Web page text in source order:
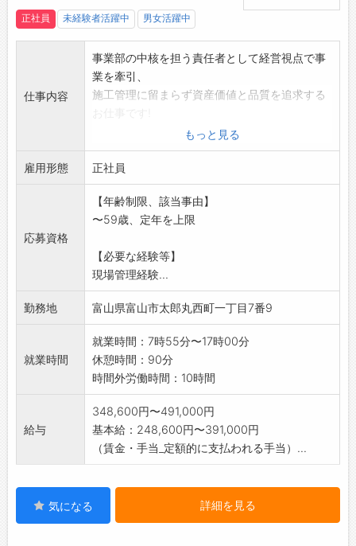
正社員 未経験者活躍中 男女活躍中
仕事内容
事業部の中核を担う責任者として経営視点で事
業を牽引、
施工管理に留まらず資産価値と品質を追求する
反響型で飛び込み営業は一切なし。専門業務に
集中できます。
◎賞与2回+決算賞与
◎各種表彰制度あり
◎ガソリン代は3.7万円まで会社負担(プライベ
ート使用OK)
績)
(従事すべき業務内容の変更範囲:変更なし)
もっと見る
雇用形態 正社員
応募資格
【年齢制限、該当事由】
〜59歳、定年を上限
【必要な経験等】
現場管理経験...
勤務地 富山県富山市太郎丸西町一丁目7番9
就業時間
就業時間：7時55分〜17時00分
休憩時間：90分
時間外労働時間：10時間
給与
348,600円〜491,000円
基本給：248,600円〜391,000円
（賃金・手当_定額的に支払われる手当）...
気になる 詳細を見る